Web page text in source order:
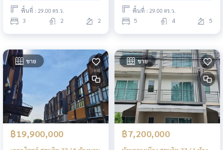
Bedrooms (FOR SALE) GNG182
พื้นที่ : 29.00 ตร.ว.
3 2 2
พื้นที่ : 29.00 ตร.ว.
5 4 5
ขาย
฿19,900,000
ขาย
฿7,200,000